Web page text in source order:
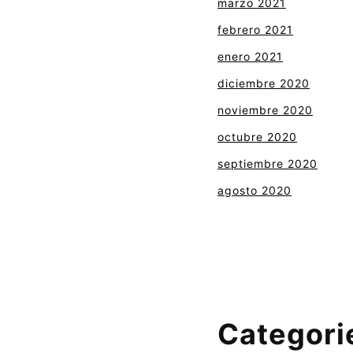
marzo 2021
febrero 2021
enero 2021
diciembre 2020
noviembre 2020
octubre 2020
septiembre 2020
agosto 2020